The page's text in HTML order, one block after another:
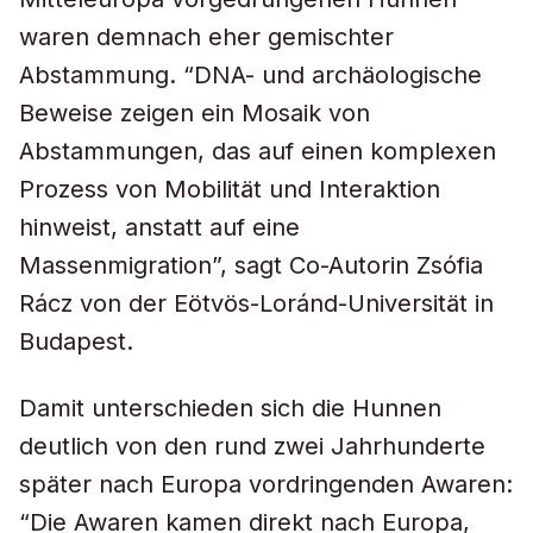
waren demnach eher gemischter
Abstammung. “DNA- und archäologische
Beweise zeigen ein Mosaik von
Abstammungen, das auf einen komplexen
Prozess von Mobilität und Interaktion
hinweist, anstatt auf eine
Massenmigration”, sagt Co-Autorin Zsófia
Rácz von der Eötvös-Loránd-Universität in
Budapest.
Damit unterschieden sich die Hunnen
deutlich von den rund zwei Jahrhunderte
später nach Europa vordringenden Awaren:
“Die Awaren kamen direkt nach Europa,